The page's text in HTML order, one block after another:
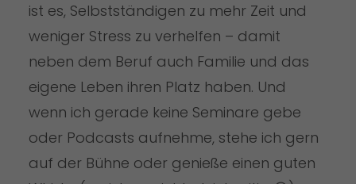
ist es, Selbstständigen zu mehr Zeit und
weniger Stress zu verhelfen – damit
neben dem Beruf auch Familie und das
eigene Leben ihren Platz haben. Und
wenn ich gerade keine Seminare gebe
oder Podcasts aufnehme, stehe ich gern
auf der Bühne oder genieße einen guten